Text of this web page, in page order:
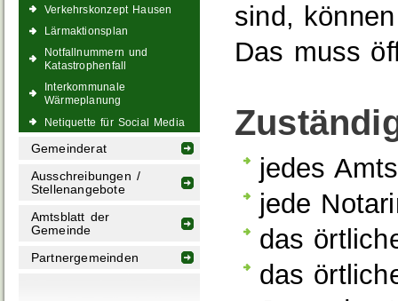
Verkehrskonzept Hausen
Lärmaktionsplan
Notfallnummern und
Katastrophenfall
Interkommunale
Wärmeplanung
Netiquette für Social Media
Gemeinderat
Ausschreibungen /
Stellenangebote
Amtsblatt der
Gemeinde
Partnergemeinden
sind,
Das muss
jedes
jede
das
das